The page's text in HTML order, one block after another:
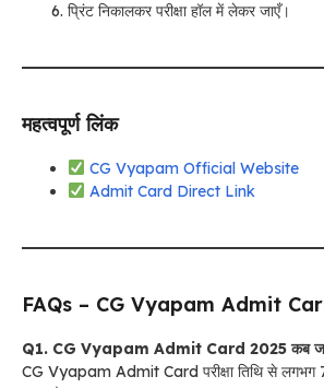
प्रिंट निकालकर परीक्षा हॉल में लेकर जाएँ।
महत्वपूर्ण लिंक
CG Vyapam Official Website
Admit Card Direct Link
FAQs – CG Vyapam Admit
Q1. CG Vyapam Admit Card 2025 कब
CG Vyapam Admit Card परीक्षा तिथि से लगभग